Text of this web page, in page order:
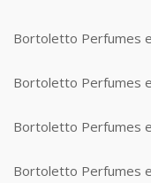
Bortoletto Perfumes
Bortoletto Perfumes
Bortoletto Perfumes
Bortoletto Perfumes